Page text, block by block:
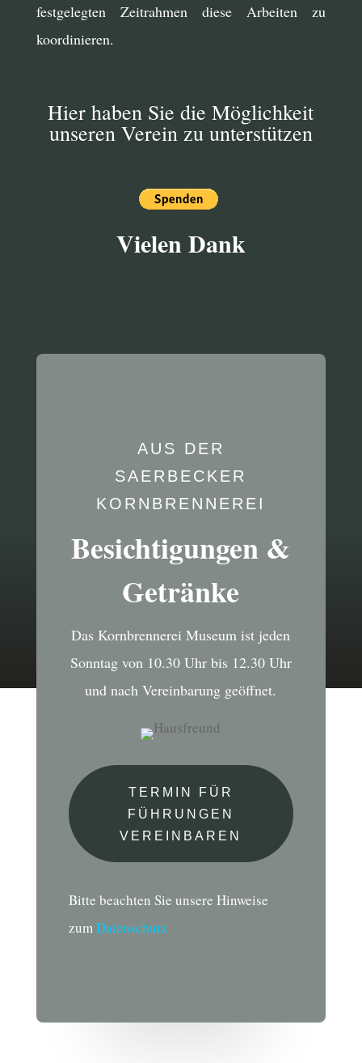
festgelegten Zeitrahmen diese Arbeiten zu
koordinieren.
Hier haben Sie die Möglichkeit
unseren Verein zu unterstützen
Vielen Dank
AUS DER
SAERBECKER
KORNBRENNEREI
Besichtigungen &
Getränke
Das Kornbrennerei Museum ist jeden
Sonntag von 10.30 Uhr bis 12.30 Uhr
und nach Vereinbarung geöffnet.
TERMIN FÜR
FÜHRUNGEN
VEREINBAREN
Bitte beachten Sie unsere Hinweise
zumDatenschutz